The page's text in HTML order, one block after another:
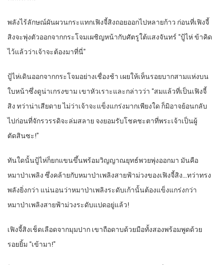
พลังไร้ลักษณ์ผันผวนกระแทกเฟิงจี้สิงถอยออกไปหลายก้าว ก่อนที่เฟิงจี้
สิงจะพุ่งตัวออกจากกระโจมเผชิญหน้ากับศัตรูใต้แสงจันทร์ “ปู้ไห่ ข้าคิด
ไว้แล้วว่าเจ้าจะต้องมาที่นี่”
ปู้ไห่เดินออกจากกระโจมอย่างเชื่องช้า เผยให้เห็นรอยบากสามแห่งบน
ใบหน้าซึ่งดูน่าเกรงขาม เขาหัวเราะและกล่าวว่า “สมแล้วที่เป็นเฟิงจี้
สิง ทว่าน่าเสียดาย ไม่ว่าเจ้าจะแข็งแกร่งมากเพียงใด ก็มิอาจย้อนกลับ
ไปก่อนที่จักรวรรดิจะล่มสลาย จงยอมรับโชคชะตาที่พระเจ้าเป็นผู้
ตัดสินซะ!”
ทันใดนั้นปู้ไห่ก็ยกแขนขึ้นพร้อมวิญญาณยุทธ์พวยพุ่งออกมา มันคือ
หมาป่าเพลิง ซึ่งคล้ายกับหมาป่าเพลิงสายฟ้าม่วงของเฟิงจี้สิง…ทว่าทรง
พลังยิ่งกว่า แน่นอนว่าหมาป่าเพลิงระดับเก้านั้นต้องแข็งแกร่งกว่า
หมาป่าเพลิงสายฟ้าม่วงระดับแปดอยู่แล้ว!
เฟิงจี้สิงเช็ดเลือดจากมุมปาก เขาถือดาบด้วยมือทั้งสองพร้อมพูดด้วย
รอยยิ้ม “เข้ามา!”